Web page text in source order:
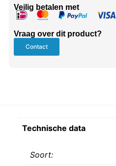
Veilig betalen met
Vraag over dit product?
Contact
Technische data
Soort: